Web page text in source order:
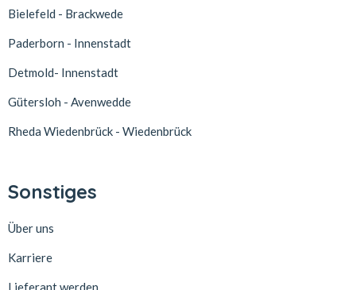
Bielefeld - Brackwede
Paderborn - Innenstadt
Detmold- Innenstadt
Gütersloh - Avenwedde
Rheda Wiedenbrück - Wiedenbrück
Sonstiges
Über uns
Karriere